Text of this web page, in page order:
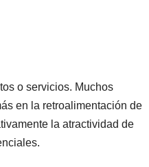
o servicios. Muchos
en la retroalimentación de
la atractividad de